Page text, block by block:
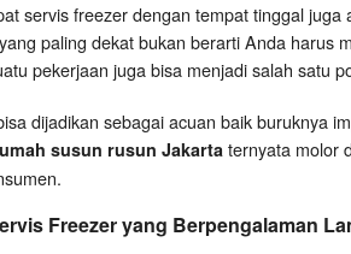
servis freezer dengan tempat tinggal
paling dekat bukan berarti Anda harus
pekerjaan juga bisa menjadi salah satu
dijadikan sebagai acuan baik buruknya
susun rusun Jakarta ternyata molor
Freezer yang Berpengalaman